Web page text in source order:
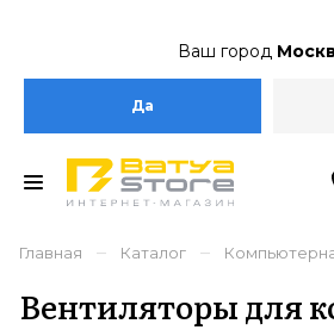
Ваш город
Да
Главная – Каталог –
Вентиляторы для